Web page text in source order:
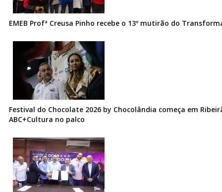
EMEB Profª Creusa Pinho recebe o 13º mutirão do
Festival do Chocolate 2026 by Chocolândia começa em
ABC+Cultura no palco